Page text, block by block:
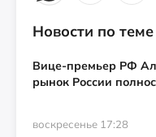
Новости по теме
Вице-премьер РФ
рынок России
воскресенье 17:28